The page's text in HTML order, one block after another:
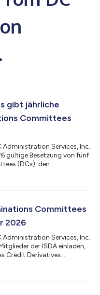
gibt jährliche
Committees
Administration Services, Inc.
gültige Besetzung von fünf
(DCs), den
Mitglieder aus dem Kreis
Investment Management
Committees
2026
Administration Services, Inc.
der ISDA einladen,
Credit Derivatives
eine Mitgliedschaft